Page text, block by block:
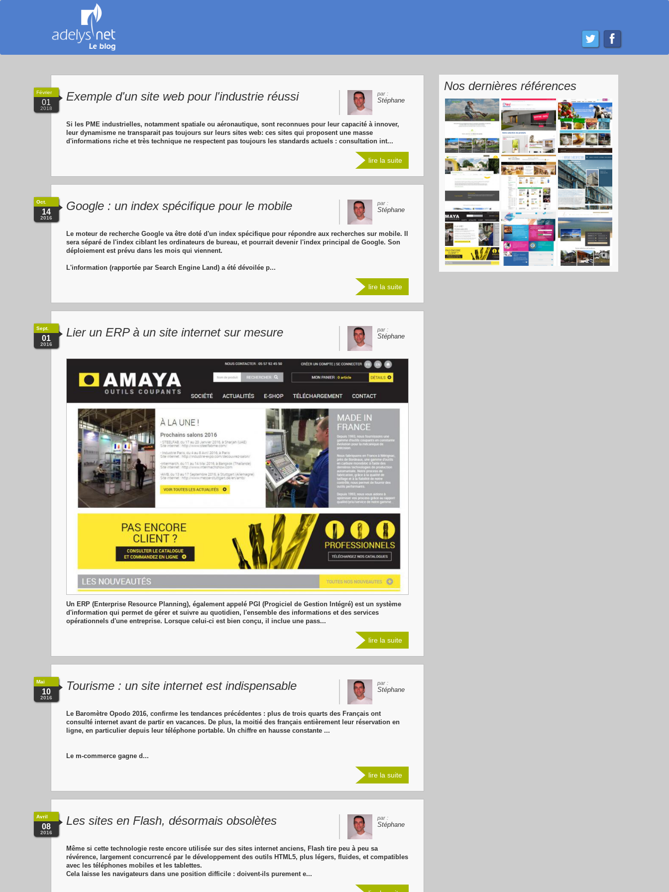
Février
01
2018
par :
Stéphane
Exemple d'un site web pour l'industrie réussi
Si les PME industrielles, notamment spatiale ou aéronautique, sont reconnues pour leur capacité à innover,
leur dynamisme ne transparait pas toujours sur leurs sites web: ces sites qui proposent une masse
d'informations riche et très technique ne respectent pas toujours les standards actuels : consultation int...
lire la suite
Oct.
14
2016
par :
Stéphane
Google : un index spécifique pour le mobile
Le moteur de recherche Google va être doté d'un index spécifique pour répondre aux recherches sur mobile. Il
sera séparé de l'index ciblant les ordinateurs de bureau, et pourrait devenir l'index principal de Google. Son
déploiement est prévu dans les mois qui viennent.
L'information (rapportée par Search Engine Land) a été dévoilée p...
lire la suite
Sept.
01
2016
par :
Stéphane
Lier un ERP à un site internet sur mesure
Un ERP (Enterprise Resource Planning), également appelé PGI (Progiciel de Gestion Intégré) est un système
d'information qui permet de gérer et suivre au quotidien, l'ensemble des informations et des services
opérationnels d'une entreprise. Lorsque celui-ci est bien conçu, il inclue une pass...
lire la suite
Mai
10
2016
par :
Stéphane
Tourisme : un site internet est indispensable
Le Baromètre Opodo 2016, confirme les tendances précédentes : plus de trois quarts des Français ont
consulté internet avant de partir en vacances. De plus, la moitié des français entièrement leur réservation en
ligne, en particulier depuis leur téléphone portable. Un chiffre en hausse constante ...
Le m-commerce gagne d...
lire la suite
Avril
08
2016
par :
Stéphane
Les sites en Flash, désormais obsolètes
Même si cette technologie reste encore utilisée sur des sites internet anciens, Flash tire peu à peu sa
révérence, largement concurrencé par le développement des outils HTML5, plus légers, fluides, et compatibles
avec les téléphones mobiles et les tablettes.
Cela laisse les navigateurs dans une position difficile : doivent-ils purement e...
Nos dernières références